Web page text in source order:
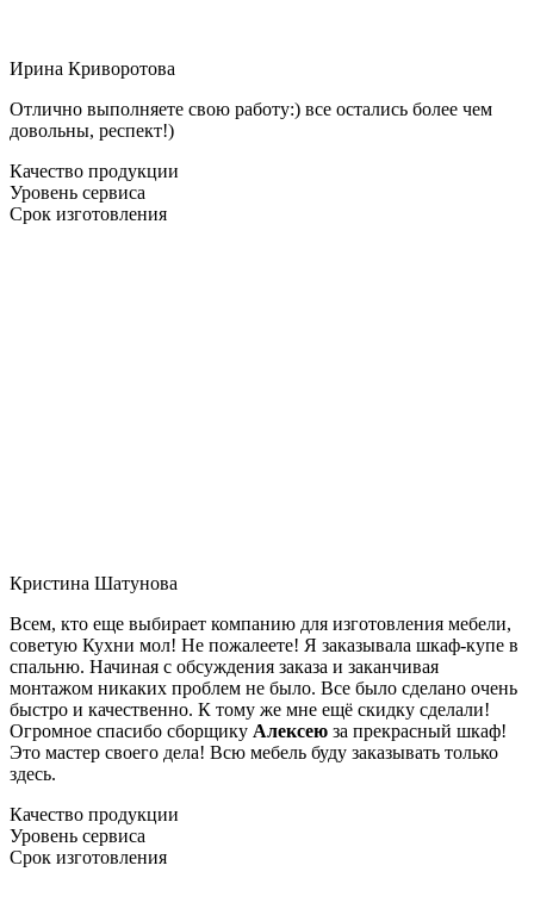
Ирина Криворотова
Отлично выполняете свою работу:) все остались более чем
довольны, респект!)
Качество продукции
Уровень сервиса
Срок изготовления
Кристина Шатунова
Всем, кто еще выбирает компанию для изготовления мебели,
советую Кухни мол! Не пожалеете! Я заказывала шкаф-купе в
спальню. Начиная с обсуждения заказа и заканчивая
монтажом никаких проблем не было. Все было сделано очень
быстро и качественно. К тому же мне ещё скидку сделали!
Огромное спасибо сборщику Алексею за прекрасный шкаф!
Это мастер своего дела! Всю мебель буду заказывать только
здесь.
Качество продукции
Уровень сервиса
Срок изготовления